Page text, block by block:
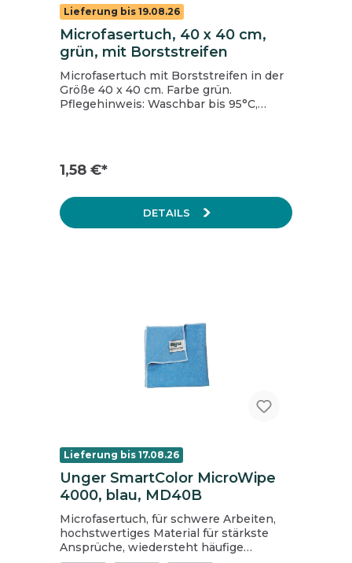
Lieferung bis 19.08.26
Microfasertuch, 40 x 40 cm,
grün, mit Borststreifen
Microfasertuch mit Borststreifen in der
Größe 40 x 40 cm. Farbe grün.
Pflegehinweis: Waschbar bis 95°C,
1,58 €*
DETAILS
Lieferung bis 17.08.26
Unger SmartColor MicroWipe
4000, blau, MD40B
Microfasertuch, für schwere Arbeiten,
hochstwertiges Material für stärkste
Ansprüche, wiedersteht häufige